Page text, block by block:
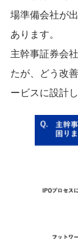
場準備会社が
あります。
主幹事証券会
たが、どう改
ービスに設計